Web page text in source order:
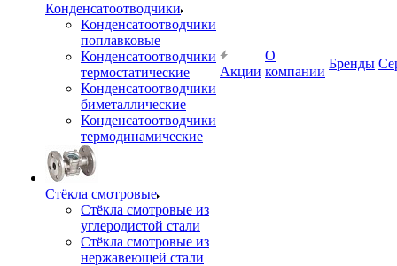
Конденсатоотводчики
Конденсатоотводчики
поплавковые
Конденсатоотводчики
термостатические
Конденсатоотводчики
биметаллические
Конденсатоотводчики
термодинамические
Стёкла смотровые
Стёкла смотровые из
углеродистой стали
Стёкла смотровые из
нержавеющей стали
Акции
О
компании
Бренды